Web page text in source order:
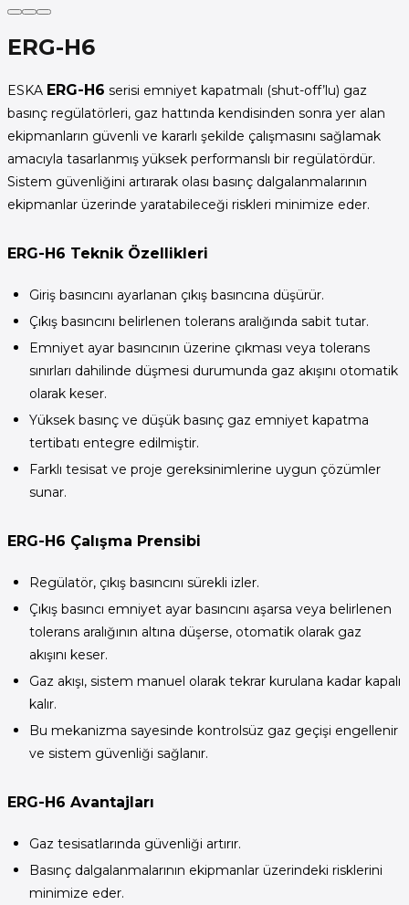
ERG-H6
ESKA ERG-H6 serisi emniyet kapatmalı (shut-off’lu) gaz
basınç regülatörleri, gaz hattında kendisinden sonra yer alan
ekipmanların güvenli ve kararlı şekilde çalışmasını sağlamak
amacıyla tasarlanmış yüksek performanslı bir regülatördür.
Sistem güvenliğini artırarak olası basınç dalgalanmalarının
ekipmanlar üzerinde yaratabileceği riskleri minimize eder.
ERG-H6 Teknik Özellikleri
Giriş basıncını ayarlanan çıkış basıncına düşürür.
Çıkış basıncını belirlenen tolerans aralığında sabit tutar.
Emniyet ayar basıncının üzerine çıkması veya tolerans
sınırları dahilinde düşmesi durumunda gaz akışını otomatik
olarak keser.
Yüksek basınç ve düşük basınç gaz emniyet kapatma
tertibatı entegre edilmiştir.
Farklı tesisat ve proje gereksinimlerine uygun çözümler
sunar.
ERG-H6 Çalışma Prensibi
Regülatör, çıkış basıncını sürekli izler.
Çıkış basıncı emniyet ayar basıncını aşarsa veya belirlenen
tolerans aralığının altına düşerse, otomatik olarak gaz
akışını keser.
Gaz akışı, sistem manuel olarak tekrar kurulana kadar kapalı
kalır.
Bu mekanizma sayesinde kontrolsüz gaz geçişi engellenir
ve sistem güvenliği sağlanır.
ERG-H6 Avantajları
Gaz tesisatlarında güvenliği artırır.
Basınç dalgalanmalarının ekipmanlar üzerindeki risklerini
minimize eder.